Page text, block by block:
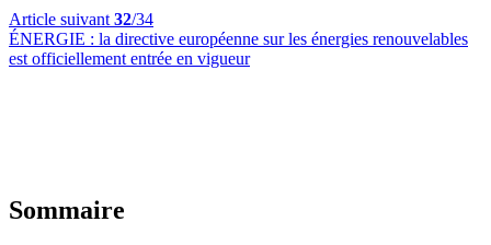
Article suivant 32/34
ÉNERGIE : la directive européenne sur les énergies renouvelables
est officiellement entrée en vigueur
Sommaire